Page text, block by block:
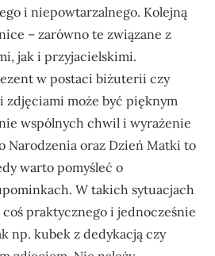
i niepowtarzalnego. Kolejną
– zarówno te związane z
jak i przyjacielskimi.
w postaci biżuterii czy
zdjęciami może być pięknym
wspólnych chwil i wyrażenie
Narodzenia oraz Dzień Matki to
warto pomyśleć o
W takich sytuacjach
praktycznego i jednocześnie
np. kubek z dedykacją czy